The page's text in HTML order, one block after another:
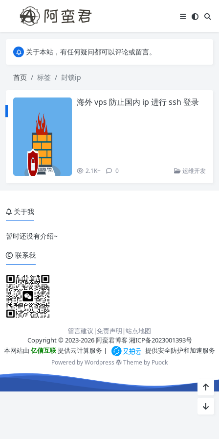
关于本站，有任何疑问都可以评论或留言。
关于本站，有任何疑问都可以评论或留言。
首页
标签 封锁ip
海外 vps 防止国内 ip 进行 ssh 登录
2.1K+ 0 运维开发
关于我
暂时还没有介绍~
联系我
留言建议 |免责声明 |站点地图
Copyright © 2023-2026 阿蛮君博客 湘ICP备2023001393号
本网站由 亿信互联提供云计算服务 | 提供安全防护和加速服务
Powered by Wordpress Theme by Puock